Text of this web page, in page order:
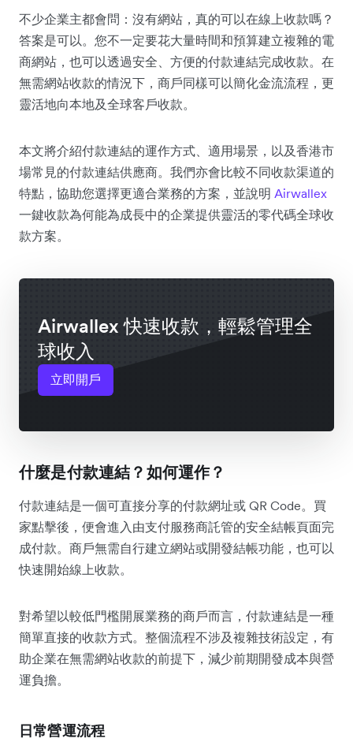
不少企業主都會問：沒有網站，真的可以在線上收款嗎？
答案是可以。您不一定要花大量時間和預算建立複雜的電
商網站，也可以透過安全、方便的付款連結完成收款。在
無需網站收款的情況下，商戶同樣可以簡化金流流程，更
靈活地向本地及全球客戶收款。
本文將介紹付款連結的運作方式、適用場景，以及香港市
場常見的付款連結供應商。我們亦會比較不同收款渠道的
特點，協助您選擇更適合業務的方案，並說明 Airwallex
一鍵收款為何能為成長中的企業提供靈活的零代碼全球收
款方案。
Airwallex 快速收款，輕鬆管理全
球收入
立即開戶
什麼是付款連結？如何運作？
付款連結是一個可直接分享的付款網址或 QR Code。買
家點擊後，便會進入由支付服務商託管的安全結帳頁面完
成付款。商戶無需自行建立網站或開發結帳功能，也可以
快速開始線上收款。
對希望以較低門檻開展業務的商戶而言，付款連結是一種
簡單直接的收款方式。整個流程不涉及複雜技術設定，有
助企業在無需網站收款的前提下，減少前期開發成本與營
運負擔。
日常營運流程